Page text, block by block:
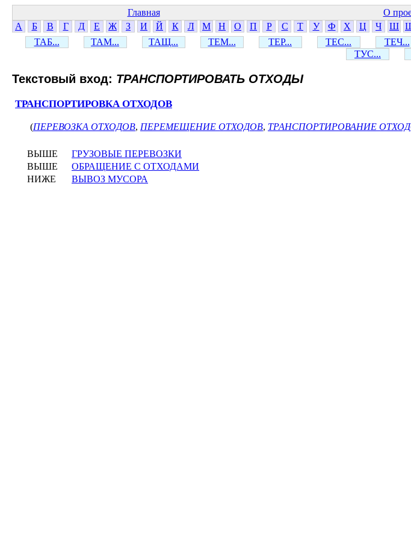
Главная О
А
Б В Г Д Е Ж З И Й К Л М Н О П Р С Т У Ф Х Ц Ч Ш
ТАБ...
ТАМ... ТАЩ... ТЕМ... ТЕР... ТЕС... ТЕЧ...
ТУС...
Текстовый вход: ТРАНСПОРТИРОВАТЬ ОТХОДЫ
ТРАНСПОРТИРОВКА ОТХОДОВ
(ПЕРЕВОЗКА ОТХОДОВ, ПЕРЕМЕЩЕНИЕ ОТХОДОВ, ТРАНСПОРТИРОВАНИЕ
ВЫШЕ
ГРУЗОВЫЕ ПЕРЕВОЗКИ
ВЫШЕ
ОБРАЩЕНИЕ С ОТХОДАМИ
НИЖЕ
ВЫВОЗ МУСОРА